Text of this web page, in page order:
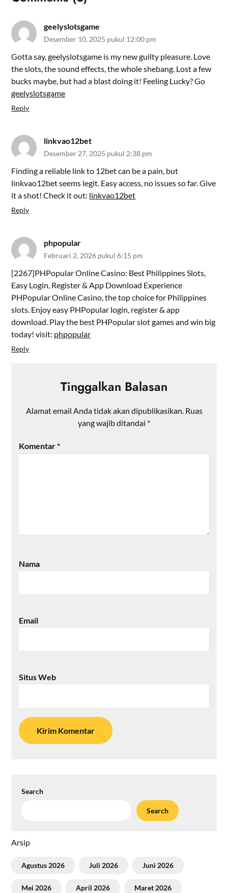
geelyslotsgame
Desember 10, 2025 pukul 12:00 pm
Gotta say, geelyslotsgame is my new guilty pleasure. Love
the slots, the sound effects, the whole shebang. Lost a few
bucks maybe, but had a blast doing it! Feeling Lucky? Go
geelyslotsgame
Reply
linkvao12bet
Desember 27, 2025 pukul 2:38 pm
Finding a reliable link to 12bet can be a pain, but
linkvao12bet seems legit. Easy access, no issues so far. Give
it a shot! Check it out: linkvao12bet
Reply
phpopular
Februari 2, 2026 pukul 6:15 pm
[2267]PHPopular Online Casino: Best Philippines Slots,
Easy Login, Register & App Download Experience
PHPopular Online Casino, the top choice for Philippines
slots. Enjoy easy PHPopular login, register & app
download. Play the best PHPopular slot games and win big
today! visit: phpopular
Reply
Tinggalkan Balasan
Alamat email Anda tidak akan dipublikasikan. Ruas
yang wajib ditandai *
Komentar*
Nama
Email
Situs Web
Search
Search
Arsip
Agustus 2026 Juli 2026 Juni 2026
Mei 2026 April 2026 Maret 2026